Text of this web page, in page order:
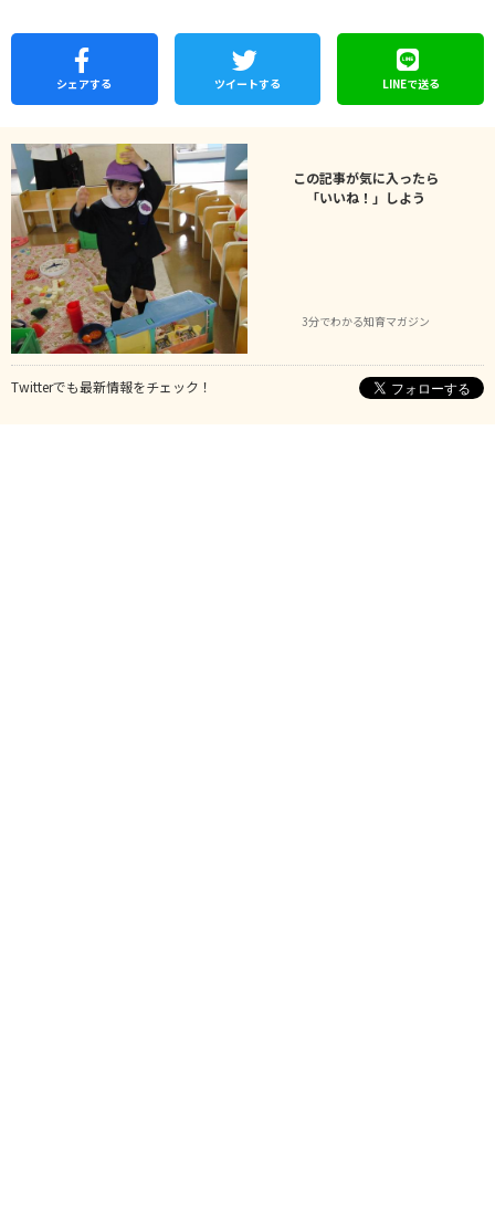
シェアする ツイートする LINEで送る
この記事が気に入ったら
「いいね！」しよう
3分でわかる知育マガジン
Twitterでも最新情報をチェック！